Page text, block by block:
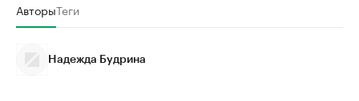
АвторыТеги
Надежда Будрина